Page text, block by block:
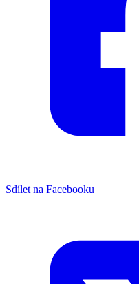
Sdílet na Facebooku